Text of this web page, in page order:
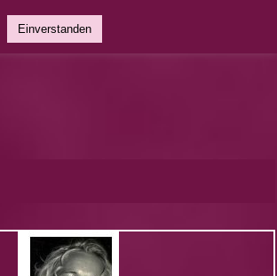
Einverstanden